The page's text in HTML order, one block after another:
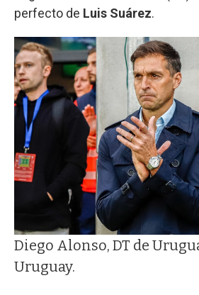
perfecto de Luis Suárez.
Diego Alonso, DT de
Uruguay.